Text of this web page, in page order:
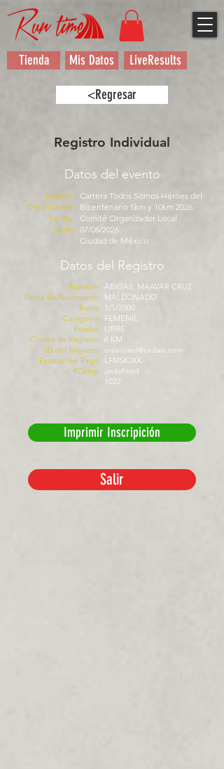
Tienda Mis Datos LiveResults
<Regresar
Registro Individual
Datos del evento
Evento:
Organizador:
Fecha:
Sede:
Carrera Todos Somos Héroes del
Bicentenario 5km y 10km 2026
Comité Organizador Local
07/06/2026
Ciudad de México
Datos del Registro
Nombre:
Fecha de Nacimiento:
Rama:
Categoría:
Prueba:
Correo de Registro:
ID del Registro:
Estatus del Pago:
#Comp:
ABIGAIL MAAVAR CRUZ
MALDONADO
1/1/2000
FEMENIL
LIBRE
6 KM
oisalinasl@sadasi.com
LFMSKJXK
undefined
1022
Imprimir Inscripición
Salir